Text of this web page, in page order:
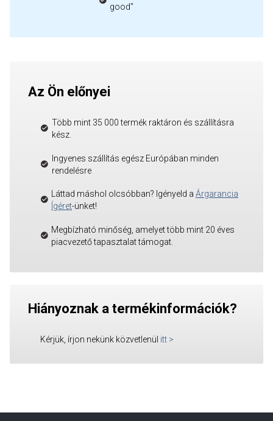
good"
Az Ön előnyei
Több mint 35 000 termék raktáron és szállításra
kész.
Ingyenes szállítás egész Európában minden
rendelésre
Láttad máshol olcsóbban? Igényeld a Árgarancia
Ígéret-ünket!
Megbízható minőség, amelyet több mint 20 éves
piacvezető tapasztalat támogat.
Hiányoznak a termékinformációk?
Kérjük, írjon nekünk közvetlenül itt >